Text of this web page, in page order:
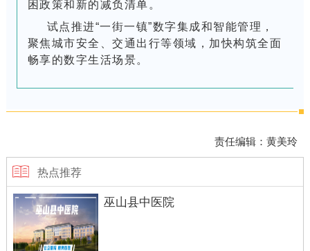
困政策和新的减负清单。
试点推进“一街一镇”数字集成和智能管理，
聚焦城市安全、交通出行等领域，加快构筑全面
畅享的数字生活场景。
责任编辑：黄美玲
热点推荐
巫山县中医院